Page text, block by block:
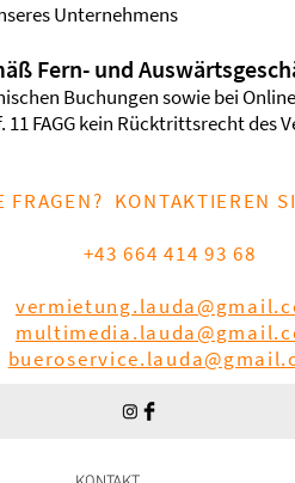
Unternehmens
Fern- und
Buchungen sowie bei
11 FAGG kein Rücktrittsrecht des
FRAGEN? KONTAKTIEREN
+43 664 414 93 68